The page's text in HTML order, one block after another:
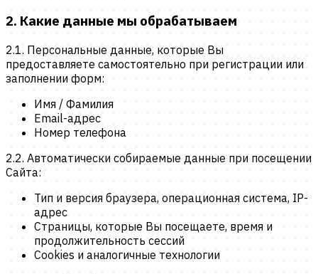
2. Какие данные мы обрабатываем
2.1. Персональные данные, которые Вы
предоставляете самостоятельно при регистрации или
заполнении форм:
Имя / Фамилия
Email-адрес
Номер телефона
2.2. Автоматически собираемые данные при посещении
Сайта:
Тип и версия браузера, операционная система, IP-
адрес
Страницы, которые Вы посещаете, время и
продолжительность сессий
Cookies и аналогичные технологии